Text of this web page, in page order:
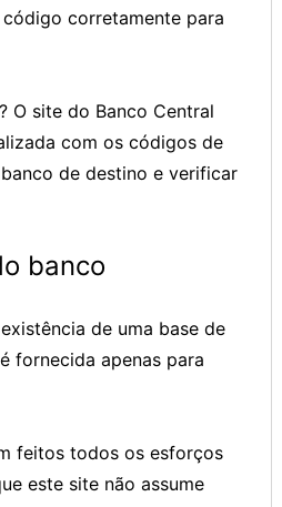
corretamente para
O site do Banco Central
com os códigos de
de destino e verificar
banco
de uma base de
fornecida apenas para
feitos todos os esforços
este site não assume